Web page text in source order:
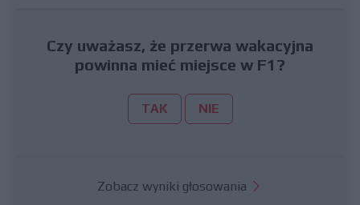
Czy uważasz, że przerwa wakacyjna
powinna mieć miejsce w F1?
TAK NIE
Zobacz wyniki głosowania